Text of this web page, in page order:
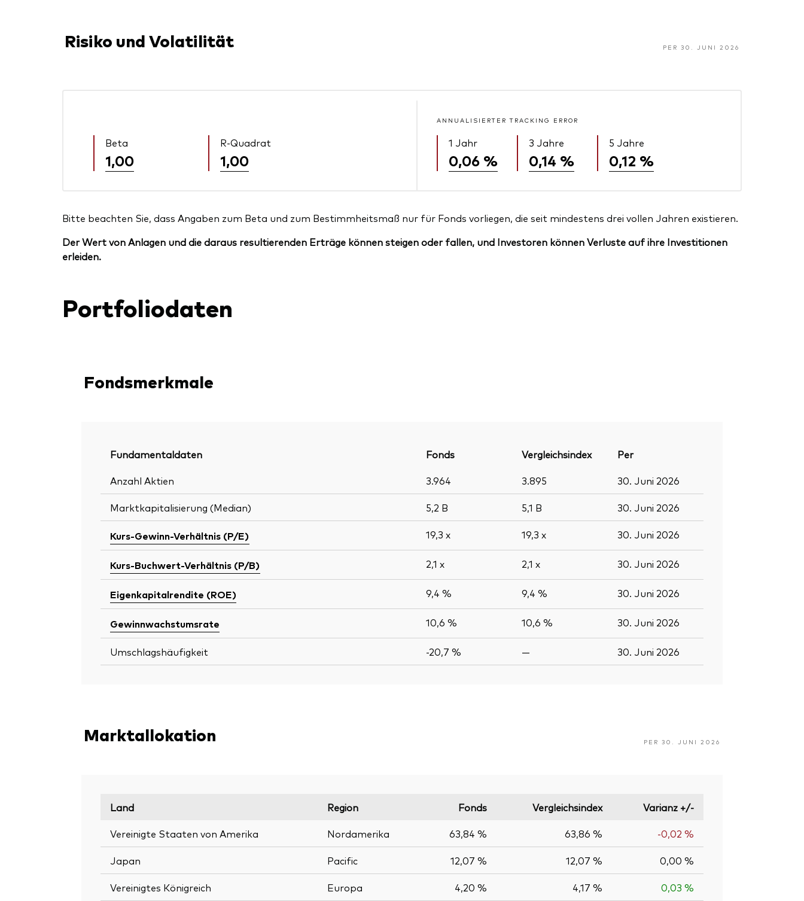
Risiko und Volatilität PER 30. JUNI 2026
Beta
1,00
R-Quadrat
1,00
ANNUALISIERTER TRACKING ERROR
1 Jahr
0,06 %
3 Jahre
0,14 %
5 Jahre
0,12 %
Bitte beachten Sie, dass Angaben zum Beta und zum Bestimmheitsmaß nur für Fonds vorliegen, die seit mindestens drei vollen Jahren existieren.
Der Wert von Anlagen und die daraus resultierenden Erträge können steigen oder fallen, und Investoren können Verluste auf ihre Investitionen
erleiden.
Portfoliodaten
Fondsmerkmale
Fundamentaldaten Fonds Vergleichsindex
Per
Anzahl Aktien
3.964 3.895 30. Juni 2026
Marktkapitalisierung (Median) 5,2 B 5,1 B 30. Juni 2026
Kurs-Gewinn-Verhältnis (P/E) 19,3 x 19,3 x 30. Juni 2026
Kurs-Buchwert-Verhältnis (P/B) 2,1 x 2,1 x 30. Juni 2026
Eigenkapitalrendite (ROE) 9,4 % 9,4 % 30. Juni 2026
Gewinnwachstumsrate 10,6 % 10,6 % 30. Juni 2026
Umschlagshäufigkeit -20,7 % — 30. Juni 2026
Marktallokation PER 30. JUNI 2026
Land Region Fonds Vergleichsindex
Varianz +/-
Vereinigte Staaten von Amerika
Nordamerika 63,84 % 63,86 % -0,02 %
Japan Pacific 12,07 % 12,07 % 0,00 %
Vereinigtes Königreich Europa 4,20 % 4,17 % 0,03 %